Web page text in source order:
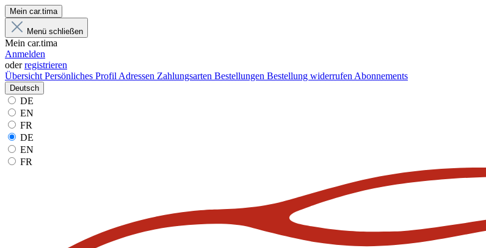
Mein car.tima
Menü schließen
Mein car.tima
Anmelden
oderregistrieren
Übersicht Persönliches Profil Adressen Zahlungsarten Bestellungen Bestellung widerrufen Abonnements
Deutsch
DE
EN
FR
DE
EN
FR